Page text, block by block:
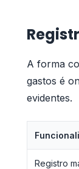
A forma
gastos é
evidentes.
Registro